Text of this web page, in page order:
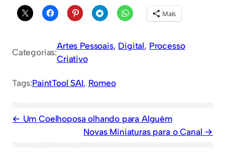
Mais
Categorias:
Artes Pessoais, Digital, Processo
Criativo
Tags:PaintTool SAI, Romeo
Um Coelhoposa olhando para Alguém
Novas Miniaturas para o Canal